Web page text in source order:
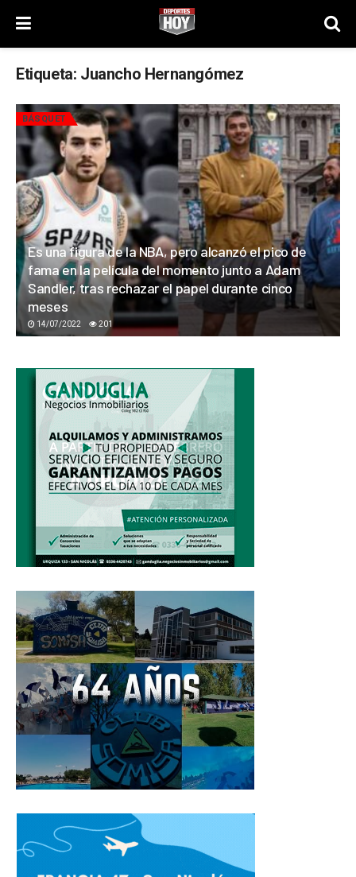
Etiqueta: Juancho Hernangómez
BÁSQUET
Es una figura de la NBA, pero alcanzó el pico de
fama en la película del momento junto a Adam
Sandler, tras rechazar el papel durante cinco
meses
14/07/2022 201